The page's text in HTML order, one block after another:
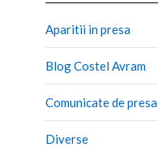
Aparitii in presa
Blog Costel Avram
Comunicate de presa
Diverse